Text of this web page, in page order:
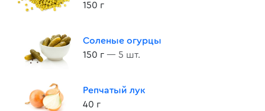
150 г
Соленые огурцы
150 г — 5 шт.
Репчатый лук
40 г